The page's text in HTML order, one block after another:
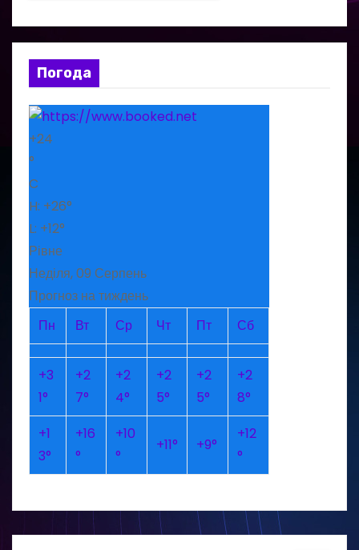
Погода
+24
°
C
H: +26°
L: +12°
Рівне
Неділя, 09 Серпень
Прогноз на тиждень
Пн
Вт Ср Чт Пт Сб
+3
1°
+2
7°
+2
4°
+2
5°
+2
5°
+2
8°
+1
3°
+16
°
+10
°
+11° +9°
+12
°